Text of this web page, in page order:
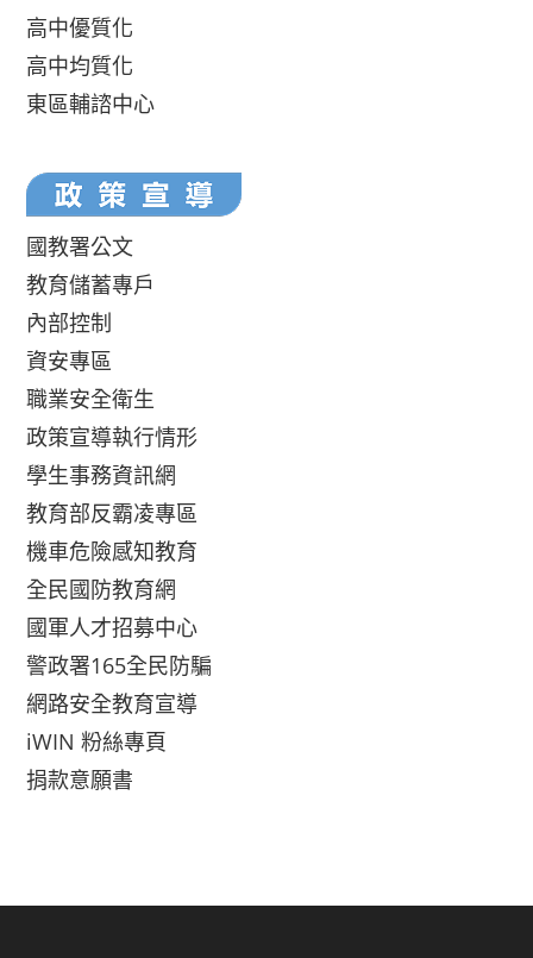
高中優質化
高中均質化
東區輔諮中心
國教署公文
教育儲蓄專戶
內部控制
資安專區
職業安全衛生
政策宣導執行情形
學生事務資訊網
教育部反霸凌專區
機車危險感知教育
全民國防教育網
國軍人才招募中心
警政署165全民防騙
網路安全教育宣導
iWIN 粉絲專頁
捐款意願書